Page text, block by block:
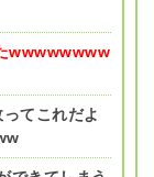
wwwwwwww
てこれだよ